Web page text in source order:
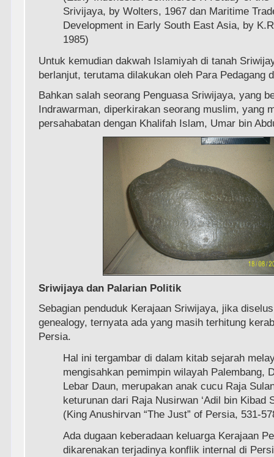
Srivijaya, by Wolters, 1967 dan Maritime
Development in Early South East Asia, by
1985)
Untuk kemudian dakwah Islamiyah di tanah
berlanjut, terutama dilakukan oleh Para Pedagang
Bahkan salah seorang Penguasa Sriwijaya, yang
Indrawarman, diperkirakan seorang muslim, yang
persahabatan dengan Khalifah Islam, Umar bin
Sriwijaya dan Palarian Politik
Sebagian penduduk Kerajaan Sriwijaya, jika
genealogy, ternyata ada yang masih terhitung
Persia.
Hal ini tergambar di dalam kitab sejarah
mengisahkan pemimpin wilayah Palembang,
Lebar Daun, merupakan anak cucu Raja
keturunan dari Raja Nusirwan ‘Adil bin Kibad
(King Anushirvan “The Just” of Persia, 531-
Ada dugaan keberadaan keluarga Kerajaan
dikarenakan terjadinya konflik internal di